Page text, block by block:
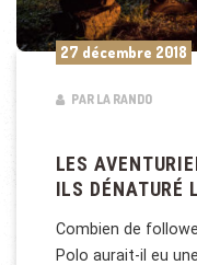
27 décembre 2018
PAR LA RANDO
LES
ILS DÉNATURÉ
Combien de
Polo aurait-il eu